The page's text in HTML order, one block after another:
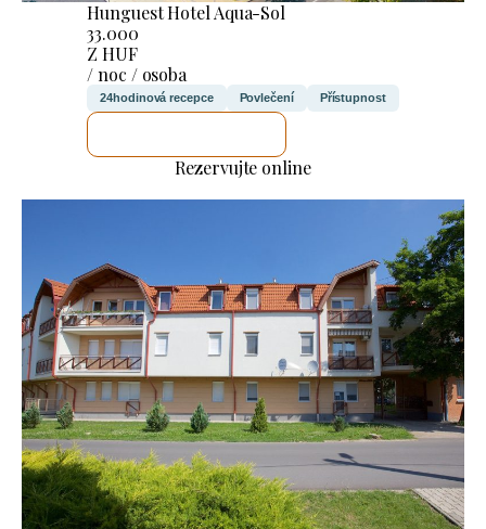
Hunguest Hotel Aqua-Sol
33.000
Z HUF
/ noc / osoba
24hodinová recepce Povlečení Přístupnost
Rezervujte online